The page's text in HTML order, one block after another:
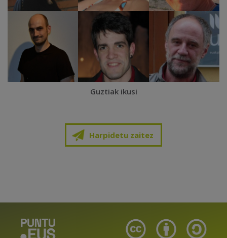
Guztiak ikusi
Harpidetu zaitez